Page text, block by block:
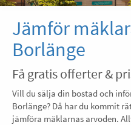
Jämför
Borlänge
Få gratis offerter &
Vill du sälja din bostad och
Borlänge? Då har du kommit
jämföra mäklarnas arvoden.